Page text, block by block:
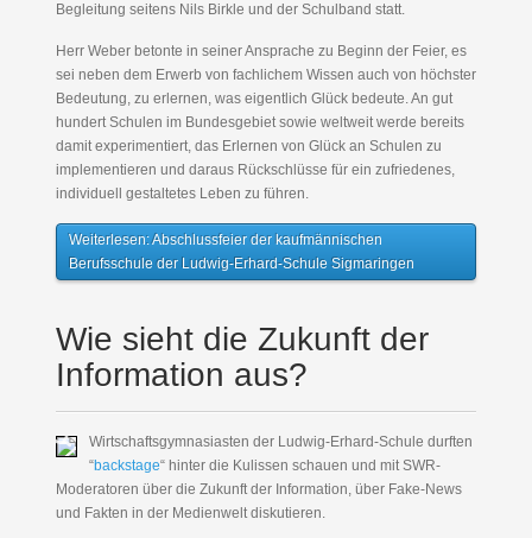
Begleitung seitens Nils Birkle und der Schulband statt.
Herr Weber betonte in seiner Ansprache zu Beginn der Feier, es
sei neben dem Erwerb von fachlichem Wissen auch von höchster
Bedeutung, zu erlernen, was eigentlich Glück bedeute. An gut
hundert Schulen im Bundesgebiet sowie weltweit werde bereits
damit experimentiert, das Erlernen von Glück an Schulen zu
implementieren und daraus Rückschlüsse für ein zufriedenes,
individuell gestaltetes Leben zu führen.
Weiterlesen: Abschlussfeier der kaufmännischen
Berufsschule der Ludwig-Erhard-Schule Sigmaringen
Wie sieht die Zukunft der
Information aus?
Wirtschaftsgymnasiasten der Ludwig-Erhard-Schule durften
“backstage“ hinter die Kulissen schauen und mit SWR-
Moderatoren über die Zukunft der Information, über Fake-News
und Fakten in der Medienwelt diskutieren.